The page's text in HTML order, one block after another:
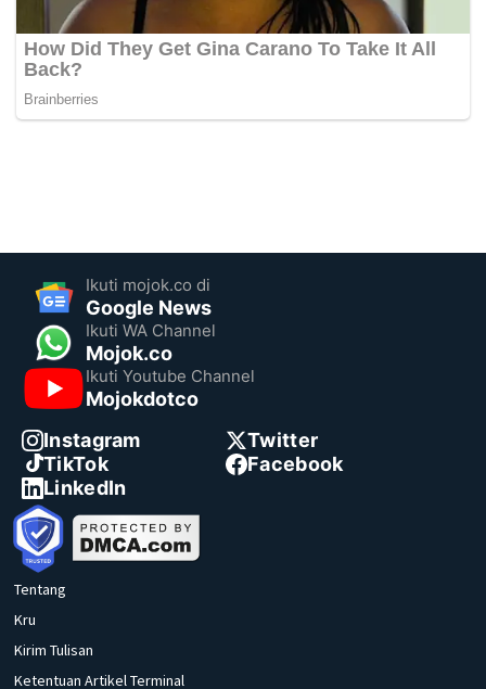
Ikuti mojok.co di
Google News
Ikuti WA Channel
Mojok.co
Ikuti Youtube Channel
Mojokdotco
Instagram
Twitter
TikTok
Facebook
LinkedIn
Tentang
Kru
Kirim Tulisan
Ketentuan Artikel Terminal